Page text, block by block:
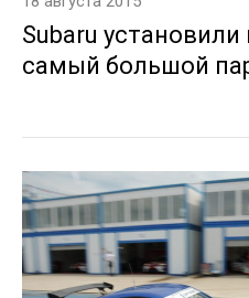
Subaru
самый большой